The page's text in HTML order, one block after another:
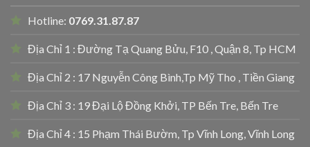
Hotline: 0769.31.87.87
Địa Chỉ 1 : Đường Tạ Quang Bửu, F10 , Quận 8, Tp HCM
Địa Chỉ 2 : 17 Nguyễn Công Bình,Tp Mỹ Tho , Tiền Giang
Địa Chỉ 3 : 19 Đại Lộ Đồng Khởi, TP Bến Tre, Bến Tre
Địa Chỉ 4 : 15 Phạm Thái Bườm, Tp Vĩnh Long, Vĩnh Long